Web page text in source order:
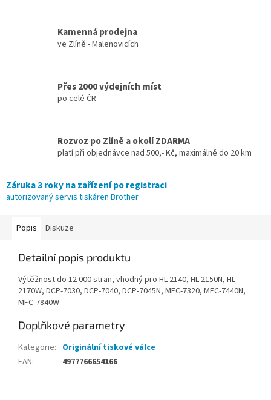
Kamenná prodejna
ve Zlíně - Malenovicích
Přes 2000 výdejních míst
po celé ČR
Rozvoz po Zlíně a okolí ZDARMA
platí při objednávce nad 500,- Kč, maximálně do 20 km
Záruka 3 roky na zařízení po registraci
autorizovaný servis tiskáren Brother
Popis Diskuze
Detailní popis produktu
Výtěžnost do 12 000 stran, vhodný pro HL-2140, HL-2150N, HL-
2170W, DCP-7030, DCP-7040, DCP-7045N, MFC-7320, MFC-7440N,
MFC-7840W
Doplňkové parametry
Kategorie: Originální tiskové válce
EAN: 4977766654166